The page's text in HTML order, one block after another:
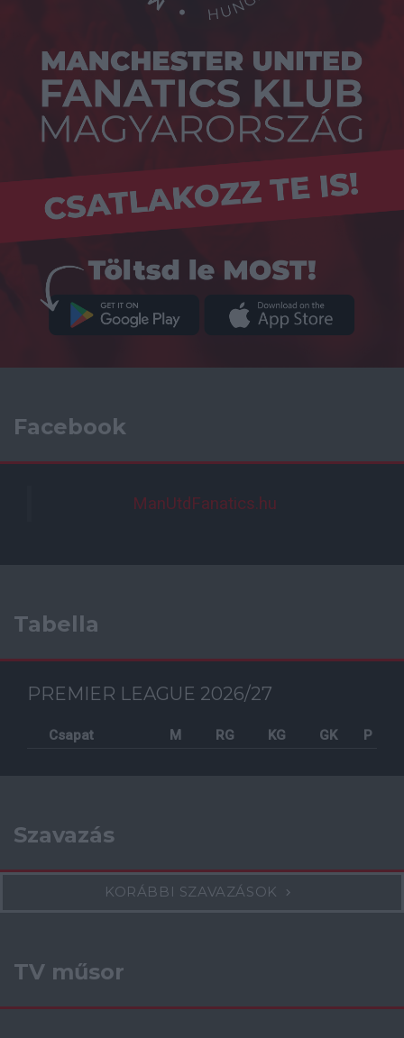
Facebook
ManUtdFanatics.hu
Tabella
PREMIER LEAGUE 2026/27
Csapat M RG KG GK P
Szavazás
KORÁBBI SZAVAZÁSOK
TV műsor